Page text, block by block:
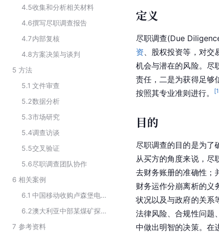
4.5收集和分析相关材料
4.6撰写尽职调查报告
4.7内部复核
4.8方案决策与谈判
5 方法
5.1 文件审查
5.2数据分析
5.3市场研究
5.4调查访谈
5.5交叉验证
5.6尽职调查团队协作
6 相关案例
6.1
中国移动收购卢森堡电信公司
6.2
澳大利亚中部某煤矿探矿权项目
7 参考资料
定义
尽职调查(Due
资 、股权投资等，对
机会与潜在的风险。尽
责任，二是为获得足够
按照其专业准则进行。
[1
目的
尽职调查的目的是为了
从买方的角度来说，尽
去财务账册的准确性；
财务运作分崩离析的义
状况以及与政府的关系
法律风险、合规性问题
中做出明智的决策。在